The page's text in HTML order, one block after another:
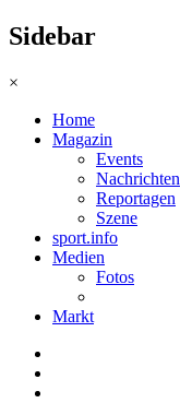
Sidebar
×
Home
Magazin
Events
Nachrichten
Reportagen
Szene
sport.info
Medien
Fotos
Markt